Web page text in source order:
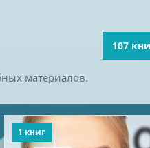
материалов.
107
1 книг